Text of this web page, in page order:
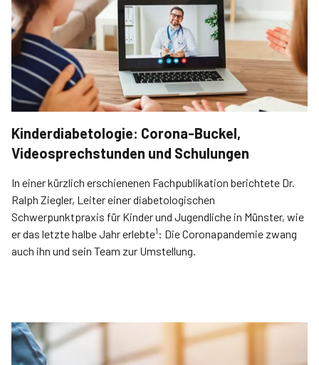
Kinderdiabetologie: Corona-Buckel,
Videosprechstunden und Schulungen
In einer kürzlich erschienenen Fachpublikation berichtete Dr.
Ralph Ziegler, Leiter einer diabetologischen
Schwerpunktpraxis für Kinder und Jugendliche in Münster, wie
er das letzte halbe Jahr erlebte1 : Die Coronapandemie zwang
auch ihn und sein Team zur Umstellung.